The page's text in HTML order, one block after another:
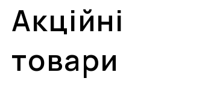
Акційні
товари